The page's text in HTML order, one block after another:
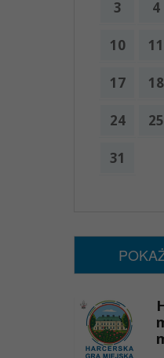
3 4
10 11
17 18
24 25
31